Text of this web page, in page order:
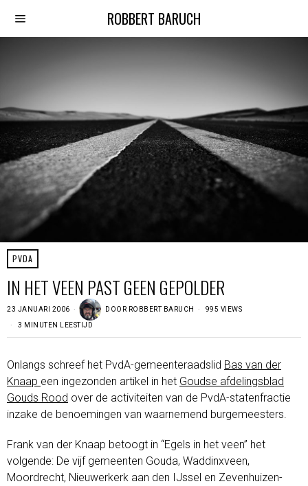
ROBBERT BARUCH
PVDA
IN HET VEEN PAST GEEN GEPOLDER
23 JANUARI 2006 DOOR ROBBERT BARUCH 995 VIEWS
3 MINUTEN LEESTIJD
Onlangs schreef het PvdA-gemeenteraadslid Bas van der
Knaap een ingezonden artikel in het Goudse afdelingsblad
Gouds Rood over de activiteiten van de PvdA-statenfractie
inzake de benoemingen van waarnemend burgemeesters.
Frank van der Knaap betoogt in “Egels in het veen” het
volgende: De vijf gemeenten Gouda, Waddinxveen,
Moordrecht, Nieuwerkerk aan den IJssel en Zevenhuizen-